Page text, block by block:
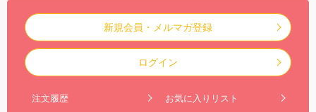
新規会員・メルマガ登録
ログイン
注文履歴 お気に入りリスト